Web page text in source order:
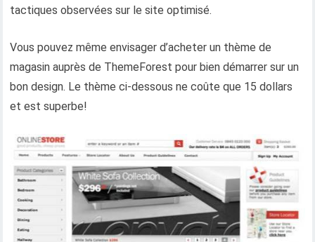
tactiques observées sur le site optimisé.
Vous pouvez même envisager d’acheter un thème de
magasin auprès de ThemeForest pour bien démarrer sur un
bon design. Le thème ci-dessous ne coûte que 15 dollars
et est superbe!